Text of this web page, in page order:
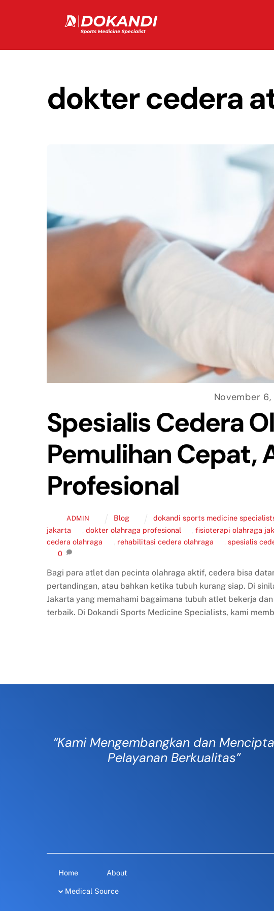
dokter cedera
November
Spesialis Cedera
Pemulihan Cepat,
Profesional
ADMIN Blog dokandi sports medicine
jakarta
dokter olahraga profesional ,fisioterapi olahraga
cedera olahraga
rehabilitasi cedera olahraga ,spesialis
0
Bagi para atlet dan pecinta olahraga aktif, cedera bisa
pertandingan, atau bahkan ketika tubuh kurang siap. Di
Jakarta yang memahami bagaimana tubuh atlet bekerja
terbaik. Di Dokandi Sports Medicine Specialists, kami
“Kami Mengembangkan dan
Pelayanan Berkualitas”
Home About
Medical Source